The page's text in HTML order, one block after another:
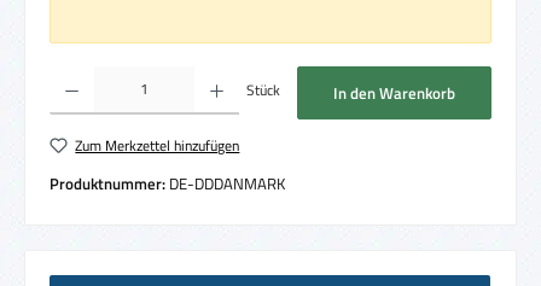
Produkt Anzahl: Gib den gewünschten Wert ein oder benutze die Schaltflächen um
Stück In den Warenkorb
Zum Merkzettel hinzufügen
Produktnummer: DE-DDDANMARK